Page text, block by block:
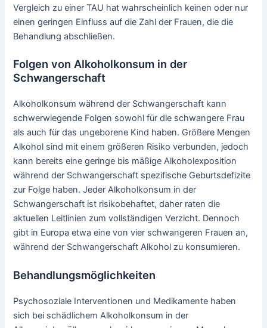
Vergleich zu einer TAU hat wahrscheinlich keinen oder nur
einen geringen Einfluss auf die Zahl der Frauen, die die
Behandlung abschließen.
Folgen von Alkoholkonsum in der
Schwangerschaft
Alkoholkonsum während der Schwangerschaft kann
schwerwiegende Folgen sowohl für die schwangere Frau
als auch für das ungeborene Kind haben. Größere Mengen
Alkohol sind mit einem größeren Risiko verbunden, jedoch
kann bereits eine geringe bis mäßige Alkoholexposition
während der Schwangerschaft spezifische Geburtsdefizite
zur Folge haben. Jeder Alkoholkonsum in der
Schwangerschaft ist risikobehaftet, daher raten die
aktuellen Leitlinien zum vollständigen Verzicht. Dennoch
gibt in Europa etwa eine von vier schwangeren Frauen an,
während der Schwangerschaft Alkohol zu konsumieren.
Behandlungsmöglichkeiten
Psychosoziale Interventionen und Medikamente haben
sich bei schädlichem Alkoholkonsum in der